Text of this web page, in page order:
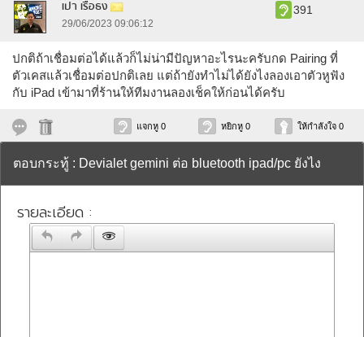
เปา เรือธง
29/06/2023 09:06:12
391
ปกติถ้าเชื่อมต่อได้แล้วก็ไม่น่ามีปัญหาอะไรนะครับกด Pairing ที่
ตัวเคสแล้วเชื่อมต่อปกติเลย แต่ถ้ายังทำไม่ได้ยังไงลองเอาตัวหูฟัง
กับ iPad เข้ามาที่ร้านให้ทีมงานลองเช็คให้ก่อนได้ครับ
แจกหู 0 หยิกหู 0 ให้กำลังใจ 0
ตอบกระทู้ : Devialet gemini ต่อ bluetooth ipad/pc ยังไง
รายละเอียด :